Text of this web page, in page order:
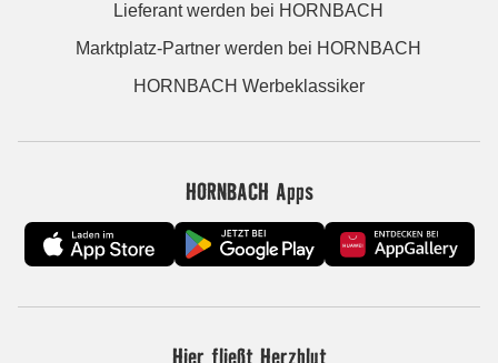
Lieferant werden bei HORNBACH
Marktplatz-Partner werden bei HORNBACH
HORNBACH Werbeklassiker
HORNBACH Apps
Hier fließt Herzblut